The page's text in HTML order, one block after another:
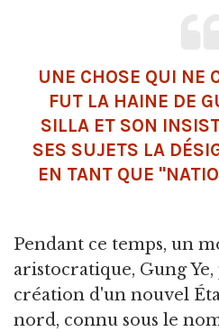
UNE CHOSE QUI NE
FUT LA HAINE DE
SILLA ET SON
SES SUJETS LA
EN TANT QUE
Pendant ce temps, un
aristocratique, Gung
création d'un nouvel
nord, connu sous le